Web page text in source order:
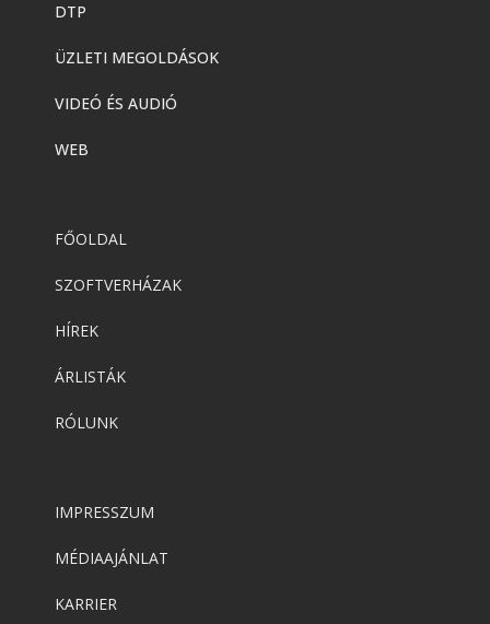
DTP
ÜZLETI MEGOLDÁSOK
VIDEÓ ÉS AUDIÓ
WEB
FŐOLDAL
SZOFTVERHÁZAK
HÍREK
ÁRLISTÁK
RÓLUNK
IMPRESSZUM
MÉDIAAJÁNLAT
KARRIER